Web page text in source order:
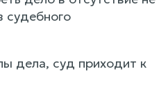
судебного
дела, суд приходит к